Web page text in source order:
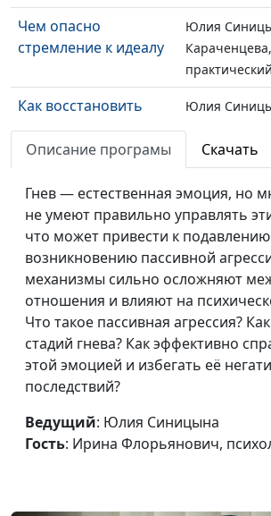
Чем опасно
стремление к идеалу
Юлия
Караченцева,
Как восстановить
вегетативную
нервную систему
Юлия
Манипуляции это
Караченцева,
Можно ли
запрограммировать
человека?
Юлия
Караченцева,
Что такое свобода
Юлия
Караченцева,
Любовь или
зависимость — как
Юлия
Караченцева,
Описание програмы Скачать
Гнев — естественная эмоция, но
не умеют правильно управлять
что может привести к подавлению
возникновению пассивной
механизмы сильно осложняют
отношения и влияют на
Что такое пассивная агрессия?
стадий гнева? Как эффективно
этой эмоцией и избегать её
последствий?
Ведущий: Юлия Синицына
Гость: Ирина Флорьянович,